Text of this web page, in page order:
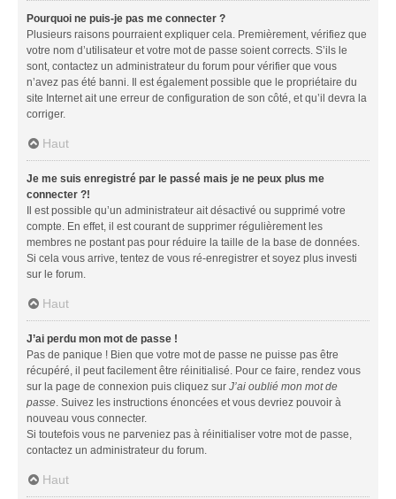
Pourquoi ne puis-je pas me connecter ?
Plusieurs raisons pourraient expliquer cela. Premièrement, vérifiez que
votre nom d’utilisateur et votre mot de passe soient corrects. S’ils le
sont, contactez un administrateur du forum pour vérifier que vous
n’avez pas été banni. Il est également possible que le propriétaire du
site Internet ait une erreur de configuration de son côté, et qu’il devra la
corriger.
Haut
Je me suis enregistré par le passé mais je ne peux plus me
connecter ?!
Il est possible qu’un administrateur ait désactivé ou supprimé votre
compte. En effet, il est courant de supprimer régulièrement les
membres ne postant pas pour réduire la taille de la base de données.
Si cela vous arrive, tentez de vous ré-enregistrer et soyez plus investi
sur le forum.
Haut
J’ai perdu mon mot de passe !
Pas de panique ! Bien que votre mot de passe ne puisse pas être
récupéré, il peut facilement être réinitialisé. Pour ce faire, rendez vous
sur la page de connexion puis cliquez sur J’ai oublié mon mot de
passe. Suivez les instructions énoncées et vous devriez pouvoir à
nouveau vous connecter.
Si toutefois vous ne parveniez pas à réinitialiser votre mot de passe,
contactez un administrateur du forum.
Haut